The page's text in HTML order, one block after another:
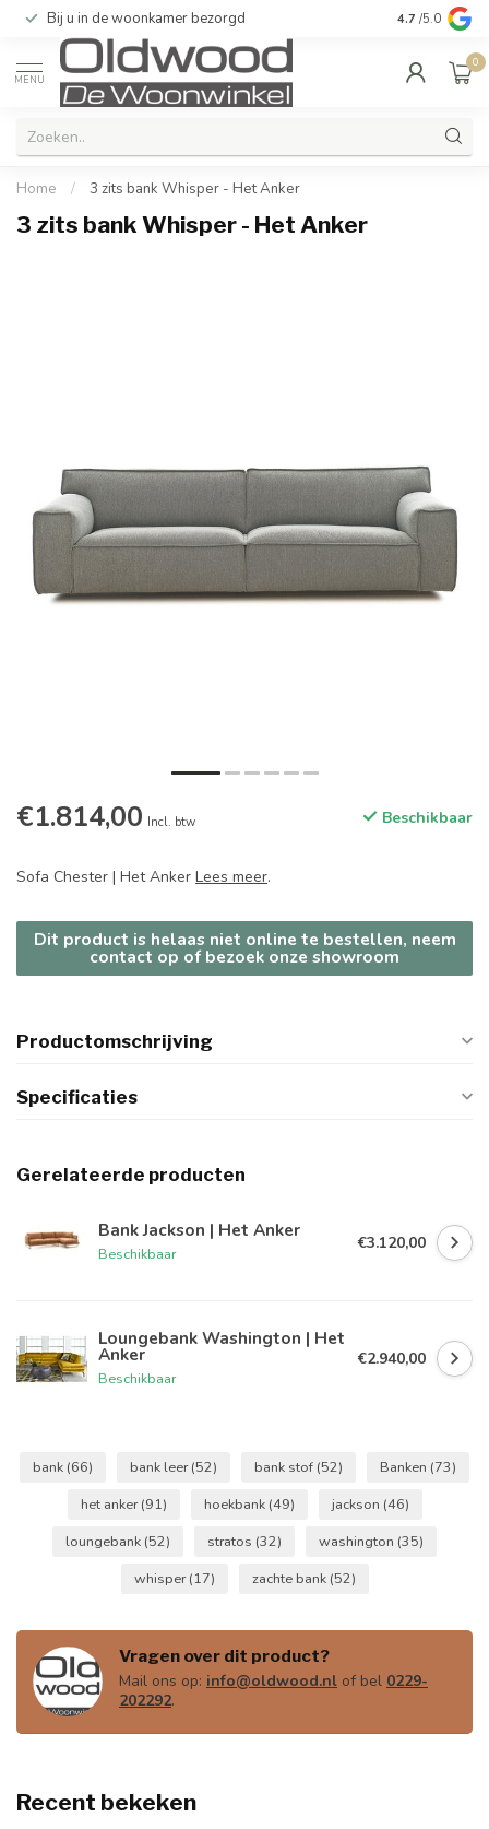
Bij u in de woonkamer bezorgd Kwaliteit &
4.7 /5.0
MENU
0
Home / 3 zits bank Whisper - Het Anker
3 zits bank Whisper - Het Anker
€1.814,00 Incl. btw Beschikbaar
Sofa Chester | Het Anker Lees meer.
Dit product is helaas niet online te bestellen, neem
contact op of bezoek onze showroom
Productomschrijving
Specificaties
Gerelateerde producten
Bank Jackson | Het Anker
Beschikbaar
€3.120,00
Loungebank Washington | Het
Anker
Beschikbaar
€2.940,00
bank (66) bank leer(52) bank stof (52) Banken (73)
het anker(91) hoekbank (49) jackson (46)
loungebank (52) stratos (32) washington (35)
whisper(17) zachte bank (52)
Vragen over dit product?
Mail ons op: info@oldwood.nl of bel 0229-
202292.
Recent bekeken